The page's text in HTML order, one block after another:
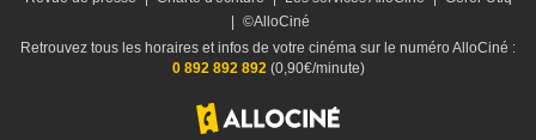
©AlloCiné
Retrouvez tous les horaires et infos de votre cinéma sur le numéro AlloCiné :
0 892 892 892(0,90€/minute)